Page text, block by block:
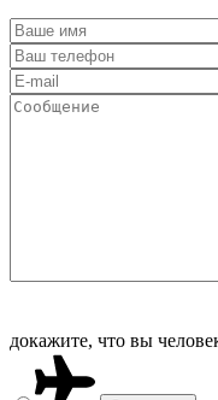
докажите, что вы